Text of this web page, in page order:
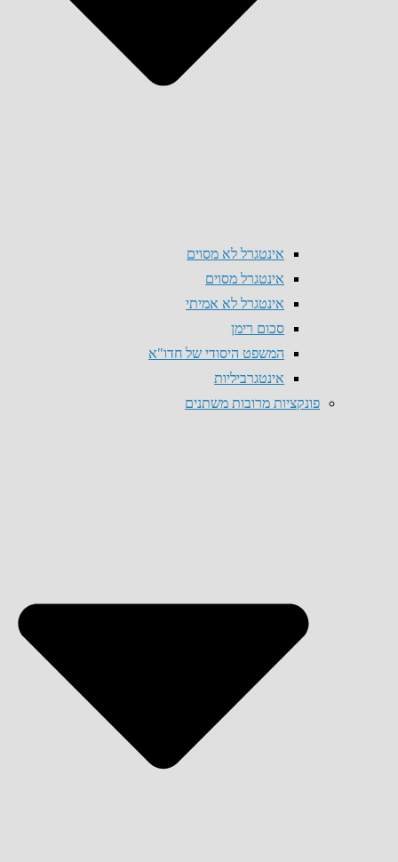
אינטגרל לא מסוים
אינטגרל מסוים
אינטגרל לא אמיתי
סכום רימן
המשפט היסודי של חדו"א
אינטגרביליות
פונקציות מרובות משתנים